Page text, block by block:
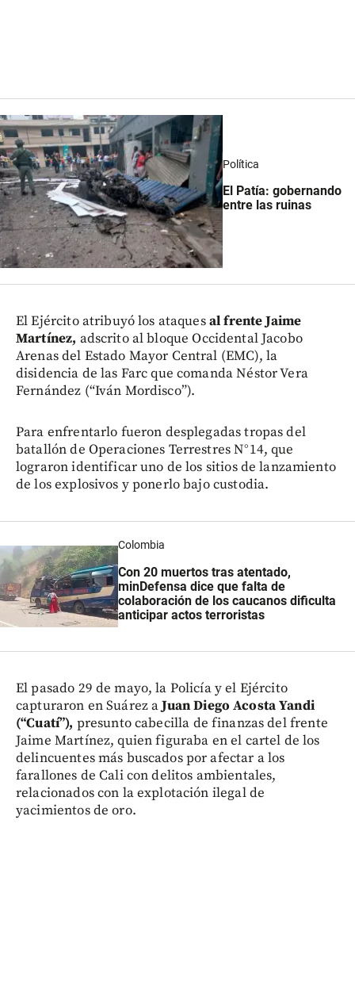
Política
El Patía: gobernando
entre las ruinas
El Ejército atribuyó los ataquesal frente Jaime
Martínez, adscrito al bloque Occidental Jacobo
Arenas del Estado Mayor Central (EMC), la
disidencia de las Farc que comanda Néstor Vera
Fernández (“Iván Mordisco”).
Para enfrentarlo fueron desplegadas tropas del
batallón de Operaciones Terrestres N°14, que
lograron identificar uno de los sitios de lanzamiento
de los explosivos y ponerlo bajo custodia.
Colombia
Con 20 muertos tras atentado,
minDefensa dice que falta de
colaboración de los caucanos dificulta
anticipar actos terroristas
El pasado 29 de mayo, la Policía y el Ejército
capturaron en Suárez aJuan Diego Acosta Yandi
(“Cuatí”), presunto cabecilla de finanzas del frente
Jaime Martínez, quien figuraba en el cartel de los
delincuentes más buscados por afectar a los
farallones de Cali con delitos ambientales,
relacionados con la explotación ilegal de
yacimientos de oro.